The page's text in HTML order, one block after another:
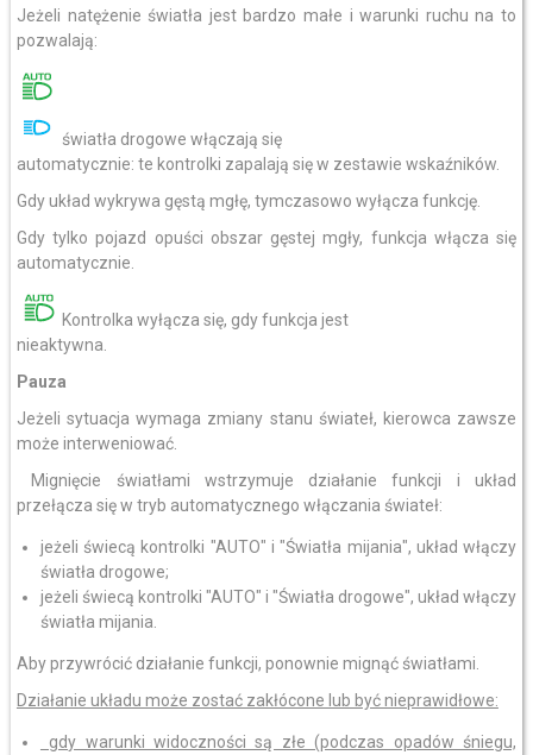
Jeżeli natężenie światła jest bardzo małe i warunki ruchu na to
pozwalają:
światła drogowe włączają się
automatycznie: te kontrolki zapalają się w zestawie wskaźników.
Gdy układ wykrywa gęstą mgłę, tymczasowo wyłącza funkcję.
Gdy tylko pojazd opuści obszar gęstej mgły, funkcja włącza się
automatycznie.
Kontrolka wyłącza się, gdy funkcja jest
nieaktywna.
Pauza
Jeżeli sytuacja wymaga zmiany stanu świateł, kierowca zawsze
może interweniować.
Mignięcie światłami wstrzymuje działanie funkcji i układ
przełącza się w tryb automatycznego włączania świateł:
jeżeli świecą kontrolki "AUTO" i "Światła mijania", układ włączy
światła drogowe;
jeżeli świecą kontrolki "AUTO" i "Światła drogowe", układ włączy
światła mijania.
Aby przywrócić działanie funkcji, ponownie mignąć światłami.
Działanie układu może zostać zakłócone lub być nieprawidłowe:
gdy warunki widoczności są złe (podczas opadów śniegu,